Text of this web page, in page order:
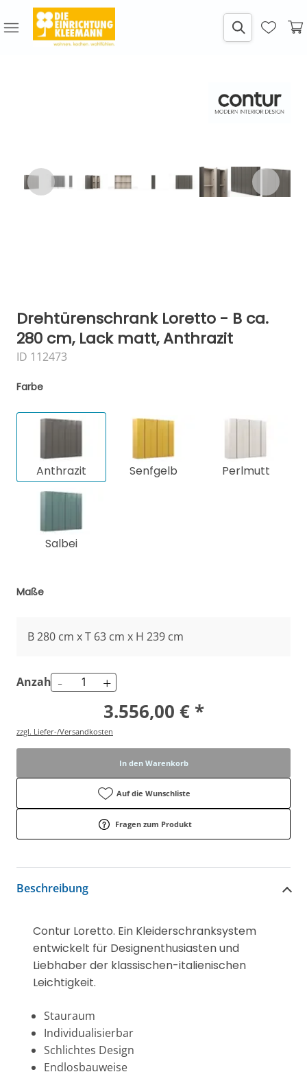
Drehtürenschrank Loretto - B ca.
280 cm, Lack matt, Anthrazit
ID 112473
Farbe
Anthrazit Senfgelb Perlmutt
Salbei
Maße
B 280 cm x T 63 cm x H 239 cm
Anzahl - +
3.556,00 € *
zzgl. Liefer-/Versandkosten
In den Warenkorb
Auf die Wunschliste
Fragen zum Produkt
Beschreibung
Contur Loretto. Ein Kleiderschranksystem
entwickelt für Designenthusiasten und
Liebhaber der klassischen-italienischen
Leichtigkeit.
Stauraum
Individualisierbar
Schlichtes Design
Endlosbauweise